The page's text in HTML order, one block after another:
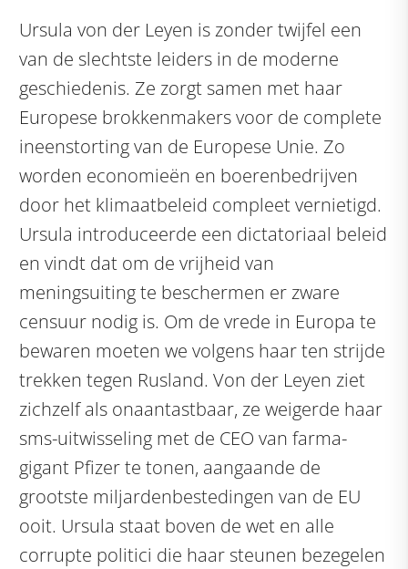
Ursula von der Leyen is zonder twijfel een
van de slechtste leiders in de moderne
geschiedenis. Ze zorgt samen met haar
Europese brokkenmakers voor de complete
ineenstorting van de Europese Unie. Zo
worden economieën en boerenbedrijven
door het klimaatbeleid compleet vernietigd.
Ursula introduceerde een dictatoriaal beleid
en vindt dat om de vrijheid van
meningsuiting te beschermen er zware
censuur nodig is. Om de vrede in Europa te
bewaren moeten we volgens haar ten strijde
trekken tegen Rusland. Von der Leyen ziet
zichzelf als onaantastbaar, ze weigerde haar
sms-uitwisseling met de CEO van farma-
gigant Pfizer te tonen, aangaande de
grootste miljardenbestedingen van de EU
ooit. Ursula staat boven de wet en alle
corrupte politici die haar steunen bezegelen